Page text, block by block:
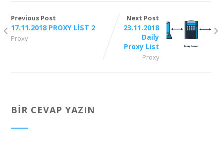
Previous Post
17.11.2018 PROXY LİST 2
Proxy
Next Post
23.11.2018
Daily
Proxy List
Proxy
BIR CEVAP YAZIN